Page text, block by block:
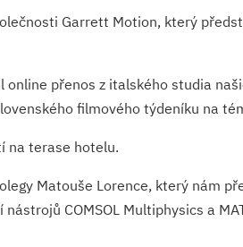
Garrett Motion, který
přenos z italského studia
filmového týdeníku na
na terase hotelu.
Matouše Lorence, který nám
COMSOL Multiphysics a